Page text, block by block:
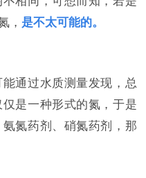
， 是不太可能的。
通过水质测量发现，总
是一种形式的氮，于是
氮药剂、硝氮药剂，那